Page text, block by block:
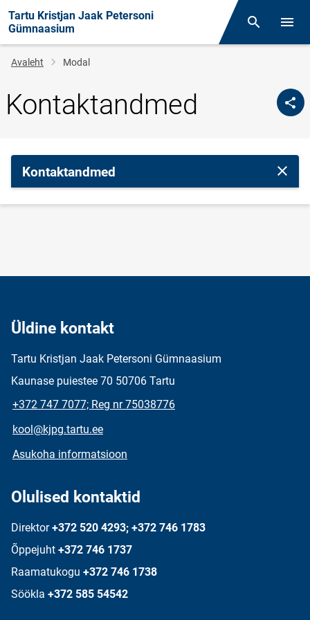
Tartu Kristjan Jaak Petersoni
Gümnaasium
Otsing
Leivapuru
Avaleht Modal
Kontaktandmed
Kontaktandmed Sulge
Üldine kontakt
Tartu Kristjan Jaak Petersoni Gümnaasium
Kaunase puiestee 70 50706 Tartu
+372 747 7077; Reg nr 75038776
kool@kjpg.tartu.ee
Asukoha informatsioon
Olulised kontaktid
Direktor +372 520 4293; +372 746 1783
Õppejuht +372 746 1737
Raamatukogu +372 746 1738
Söökla +372 585 54542